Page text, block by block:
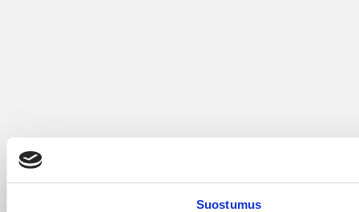
Suostumus